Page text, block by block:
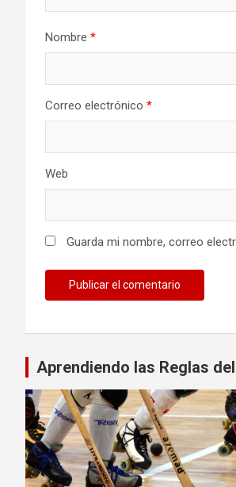
Nombre *
Correo electrónico *
Web
Guarda mi nombre, correo
Aprendiendo las Reglas